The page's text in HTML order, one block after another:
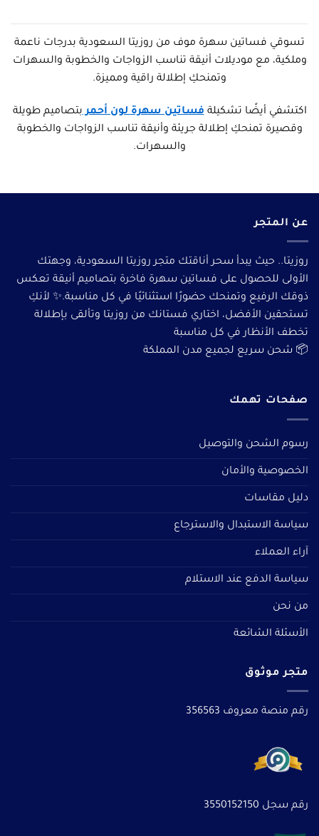
تسوقي فساتين سهرة موف من روزيتا السعودية بدرجات ناعمة
وملكية، مع موديلات أنيقة تناسب الزواجات والخطوبة والسهرات
وتمنحكِ إطلالة راقية ومميزة.
اكتشفي أيضًا تشكيلةفساتين سهرة لون أحمربتصاميم طويلة
وقصيرة تمنحكِ إطلالة جريئة وأنيقة تناسب الزواجات والخطوبة
والسهرات.
عن المتجر
روزيتا.. حيث يبدأ سحر أناقتك متجر روزيتا السعودية، وجهتك
الأولى للحصول على فساتين سهرة فاخرة بتصاميم أنيقة تعكس
ذوقك الرفيع وتمنحك حضورًا استثنائيًا في كل مناسبة.✨ لأنكِ
تستحقين الأفضل، اختاري فستانك من روزيتا وتألقى بإطلالة
تخطف الأنظار في كل مناسبة
📦 شحن سريع لجميع مدن المملكة
صفحات تهمك
رسوم الشحن والتوصيل
الخصوصية والأمان
دليل مقاسات
سياسة الاستبدال والاسترجاع
آراء العملاء
سياسة الدفع عند الاستلام
من نحن
الأسئلة الشائعة
متجر موثوق
رقم منصة معروف 356563
رقم سجل 3550152150